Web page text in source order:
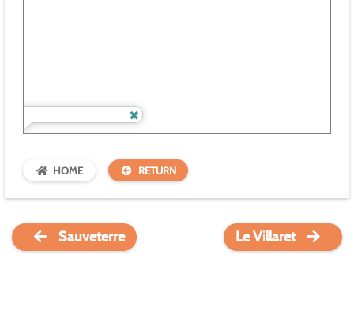
HOME RETURN
Sauveterre Le Villaret